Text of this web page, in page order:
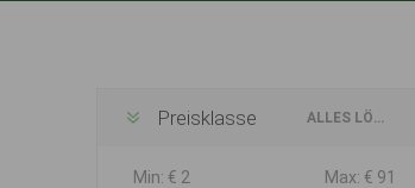
ALLES LÖSCHEN
Preisklasse
Min: € 2 Max: € 91